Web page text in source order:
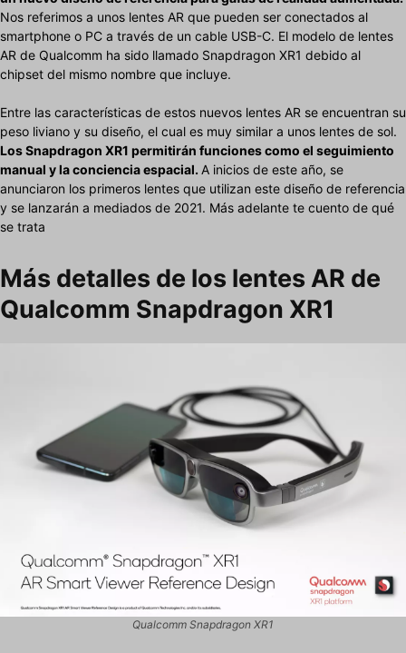
Nos referimos a unos lentes AR que pueden ser conectados al
smartphone o PC a través de un cable USB-C. El modelo de lentes
AR de Qualcomm ha sido llamado Snapdragon XR1 debido al
chipset del mismo nombre que incluye.
Entre las características de estos nuevos lentes AR se encuentran su
peso liviano y su diseño, el cual es muy similar a unos lentes de sol.
Los Snapdragon XR1 permitirán funciones como el seguimiento
manual y la conciencia espacial. A inicios de este año, se
anunciaron los primeros lentes que utilizan este diseño de referencia
y se lanzarán a mediados de 2021. Más adelante te cuento de qué
se trata
Más detalles de los lentes AR de
Qualcomm Snapdragon XR1
Qualcomm Snapdragon XR1